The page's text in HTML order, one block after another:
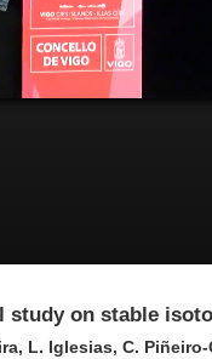
study on stable
L. Iglesias, C.